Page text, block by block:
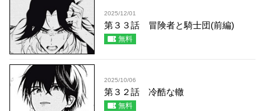
2025/12/01
第３３話 冒険者と騎士団(前編)
無料
2025/10/06
第３２話 冷酷な轍
無料